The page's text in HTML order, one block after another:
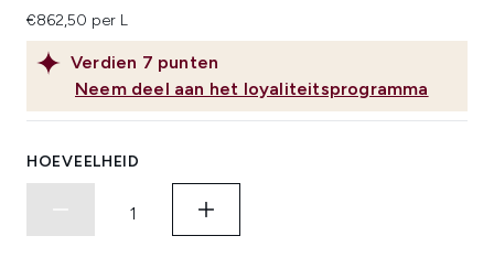
Verdien 7 punten
Neem deel aan het loyaliteitsprogramma
€862,50 per L
HOEVEELHEID